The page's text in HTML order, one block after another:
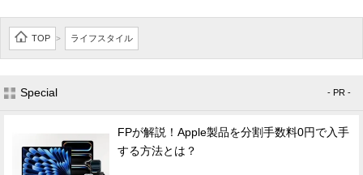
TOP > ライフスタイル
Special - PR -
FPが解説！Apple製品を分割手数料0円で入手
する方法とは？